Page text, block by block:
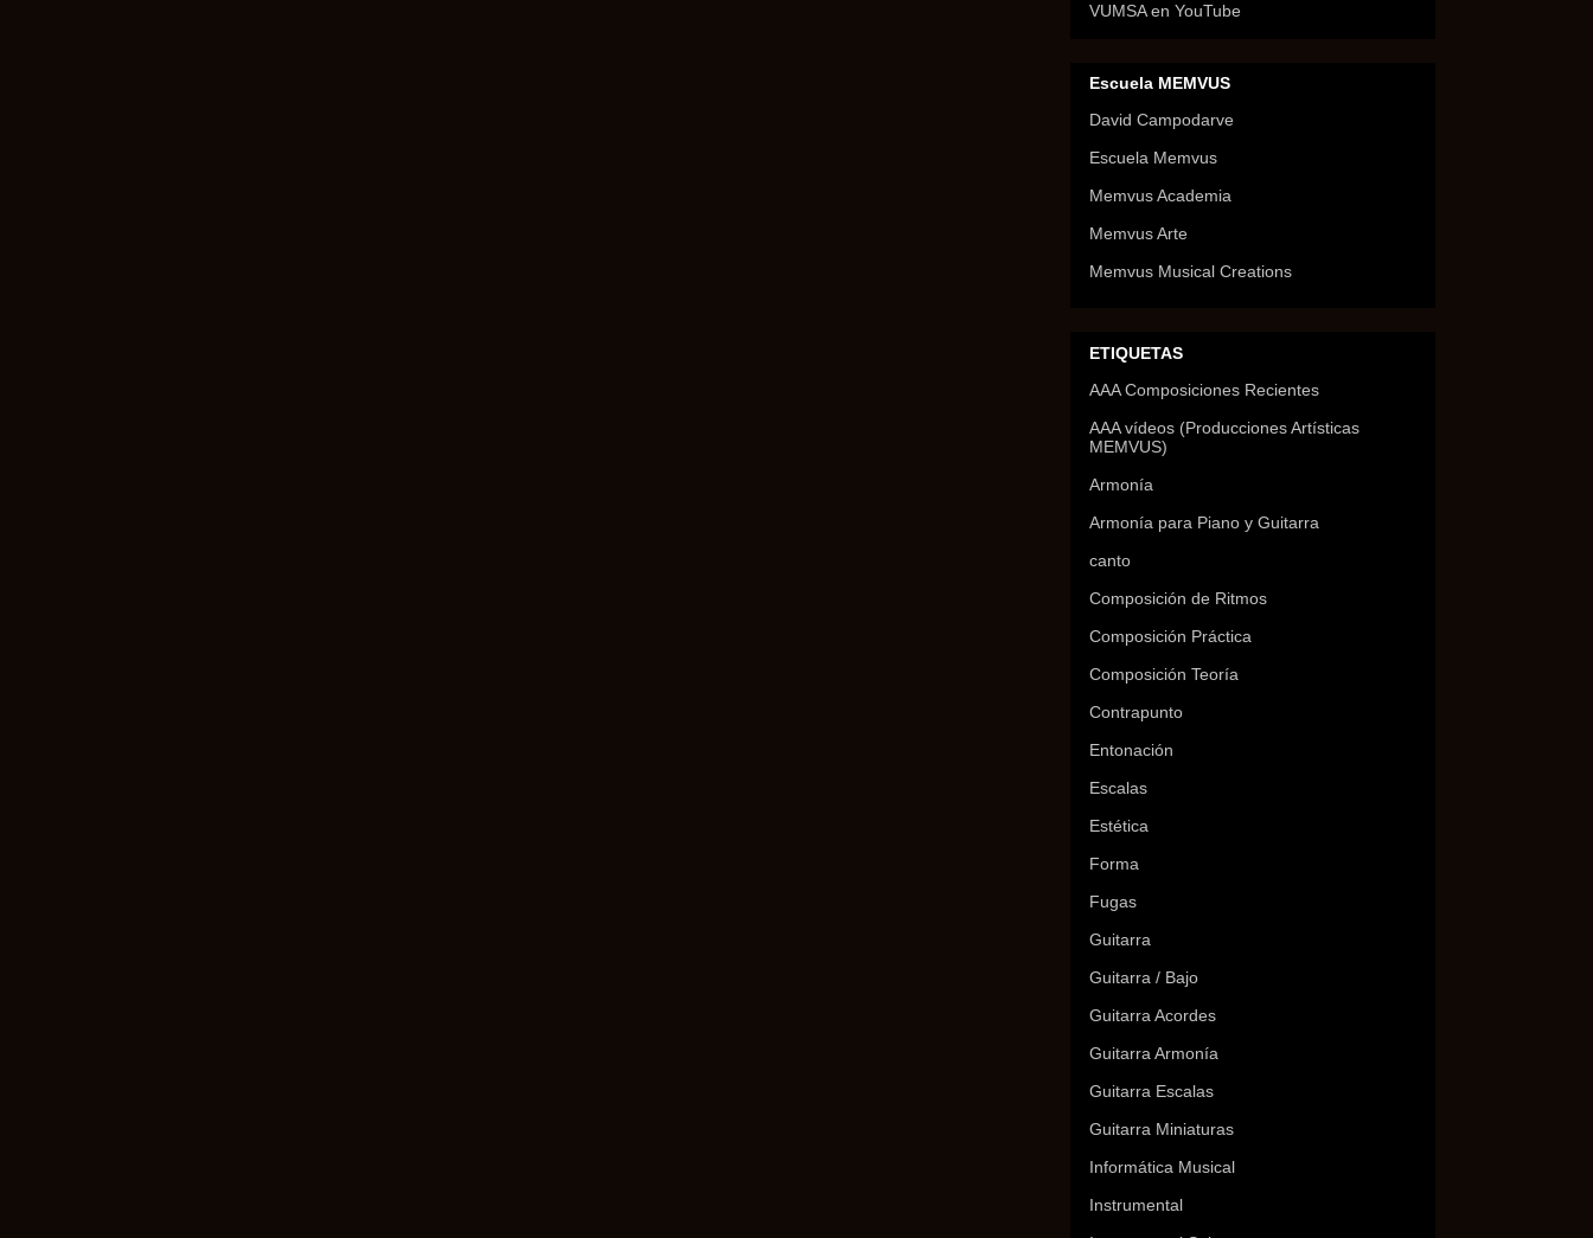
VUMSA en YouTube
Escuela MEMVUS
David Campodarve
Escuela Memvus
Memvus Academia
Memvus Arte
Memvus Musical Creations
ETIQUETAS
AAA Composiciones Recientes
AAA vídeos (Producciones Artísticas
MEMVUS)
Armonía
Armonía para Piano y Guitarra
canto
Composición de Ritmos
Composición Práctica
Composición Teoría
Contrapunto
Entonación
Escalas
Estética
Forma
Fugas
Guitarra
Guitarra / Bajo
Guitarra Acordes
Guitarra Armonía
Guitarra Escalas
Guitarra Miniaturas
Informática Musical
Instrumental